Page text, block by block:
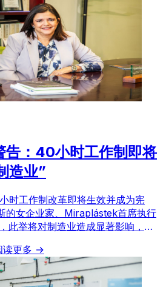
告：40小时工作制即将
造业”
时工作制改革即将生效并成为宪
的女企业家、Miraplástek首席执行
此举将对制造业造成显著影响，因
读更多 →